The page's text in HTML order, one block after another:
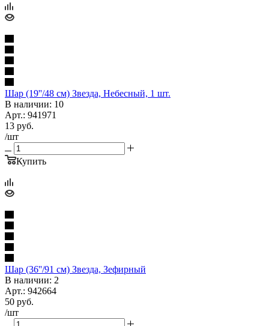
Шар (19''/48 см) Звезда, Небесный, 1 шт.
В наличии: 10
Арт.: 941971
13 руб.
/шт
Купить
Шар (36''/91 см) Звезда, Зефирный
В наличии: 2
Арт.: 942664
50 руб.
/шт